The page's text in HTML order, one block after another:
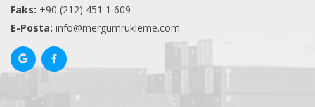
Faks: +90 (212) 451 1 609
E-Posta: info@mergumrukleme.com